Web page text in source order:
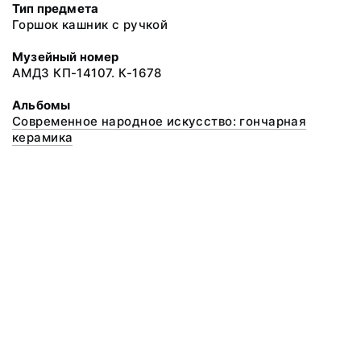
Тип предмета
Горшок кашник с ручкой
Музейный номер
АМДЗ КП-14107. К-1678
Альбомы
Современное народное искусство: гончарная
керамика